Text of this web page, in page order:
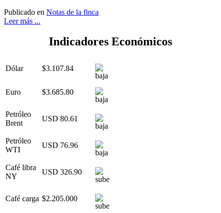
Publicado en Notas de la finca
Leer más ...
Indicadores Económicos
Dólar $3.107.84
Euro $3.685.80
Petróleo
Brent
USD 80.61
Petróleo
WTI
USD 76.96
Café libra
NY
USD 326.90
Café carga $2.205.000